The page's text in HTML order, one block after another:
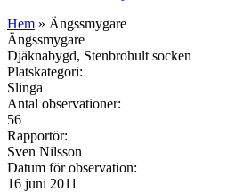
Hem » Ängssmygare
Ängssmygare
Djäknabygd, Stenbrohult socken
Platskategori:
Slinga
Antal observationer:
56
Rapportör:
Sven Nilsson
Datum för observation:
16 juni 2011